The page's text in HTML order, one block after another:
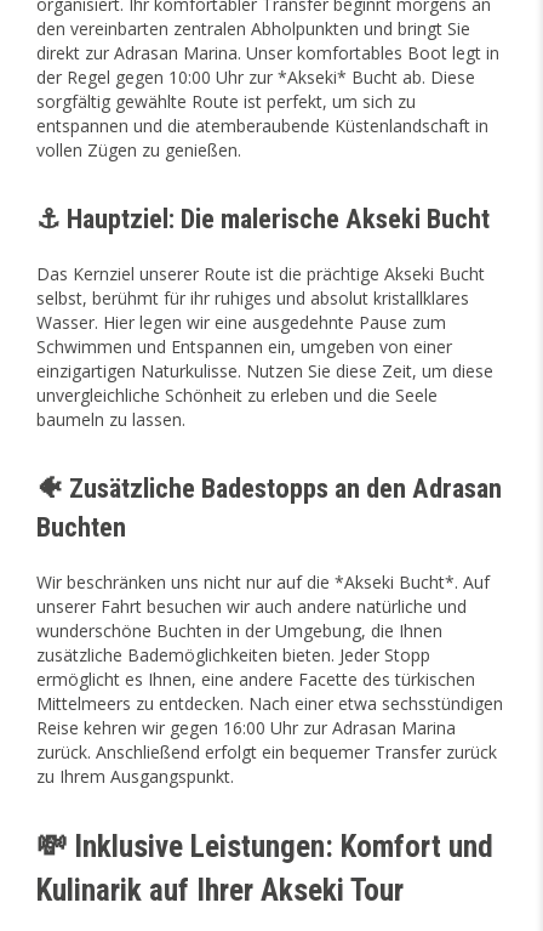
den vereinbarten zentralen Abholpunkten und bringt Sie
direkt zur Adrasan Marina. Unser komfortables Boot legt in
der Regel gegen 10:00 Uhr zur *Akseki* Bucht ab. Diese
sorgfältig gewählte Route ist perfekt, um sich zu
entspannen und die atemberaubende Küstenlandschaft in
vollen Zügen zu genießen.
⚓ Hauptziel: Die malerische Akseki Bucht
Das Kernziel unserer Route ist die prächtige Akseki Bucht
selbst, berühmt für ihr ruhiges und absolut kristallklares
Wasser. Hier legen wir eine ausgedehnte Pause zum
Schwimmen und Entspannen ein, umgeben von einer
einzigartigen Naturkulisse. Nutzen Sie diese Zeit, um diese
unvergleichliche Schönheit zu erleben und die Seele
baumeln zu lassen.
🐠 Zusätzliche Badestopps an den Adrasan
Buchten
Wir beschränken uns nicht nur auf die *Akseki Bucht*. Auf
unserer Fahrt besuchen wir auch andere natürliche und
wunderschöne Buchten in der Umgebung, die Ihnen
zusätzliche Bademöglichkeiten bieten. Jeder Stopp
ermöglicht es Ihnen, eine andere Facette des türkischen
Mittelmeers zu entdecken. Nach einer etwa sechsstündigen
Reise kehren wir gegen 16:00 Uhr zur Adrasan Marina
zurück. Anschließend erfolgt ein bequemer Transfer zurück
zu Ihrem Ausgangspunkt.
💸 Inklusive Leistungen: Komfort und
Kulinarik auf Ihrer Akseki Tour